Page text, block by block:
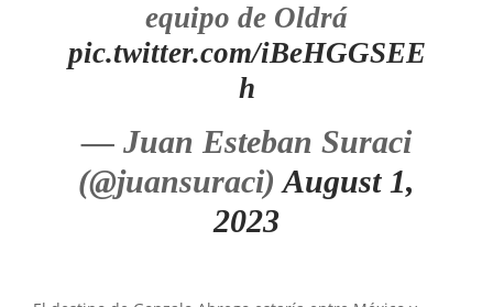
equipo de Oldrá
pic.twitter.com/iBeHGGSEE
h
— Juan Esteban Suraci
(@juansuraci)August 1,
2023